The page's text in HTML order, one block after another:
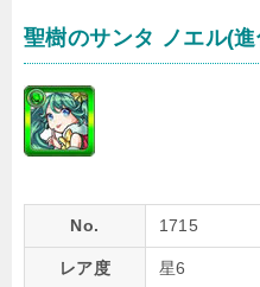
聖樹のサンタ ノエル(進
No. 1715
レア度 星6